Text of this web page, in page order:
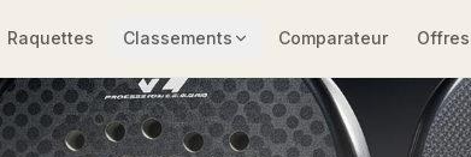
Raquettes Classements Comparateur